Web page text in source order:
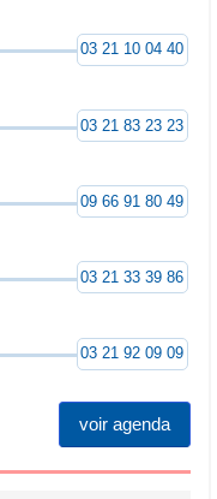
03 21 10 04 40
03 21 83 23 23
09 66 91 80 49
03 21 33 39 86
03 21 92 09 09
voir agenda